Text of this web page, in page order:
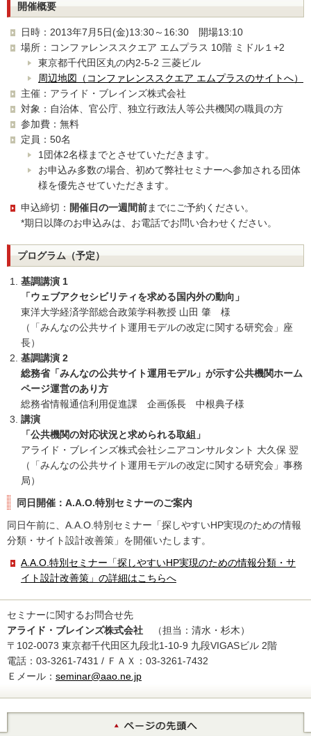
開催概要
日時：2013年7月5日(金)13:30～16:30 開場13:10
場所：コンファレンススクエア エムプラス 10階 ミドル１+2
東京都千代田区丸の内2-5-2 三菱ビル
周辺地図（コンファレンススクエア エムプラスのサイトへ）
主催：アライド・ブレインズ株式会社
対象：自治体、官公庁、独立行政法人等公共機関の職員の方
参加費：無料
定員：50名
1団体2名様までとさせていただきます。
お申込み多数の場合、初めて弊社セミナーへ参加される団体
様を優先させていただきます。
申込締切： 開催日の一週間前までにご予約ください。
*期日以降のお申込みは、お電話でお問い合わせください。
プログラム（予定）
基調講演 1
「ウェブアクセシビリティを求める国内外の動向」
東洋大学経済学部総合政策学科教授 山田 肇 様
（「みんなの公共サイト運用モデルの改定に関する研究会」座
長）
基調講演 2
総務省「みんなの公共サイト運用モデル」が示す公共機関ホーム
ページ運営のあり方
総務省情報通信利用促進課 企画係長 中根典子様
講演
「公共機関の対応状況と求められる取組」
アライド・ブレインズ株式会社シニアコンサルタント 大久保 翌
（「みんなの公共サイト運用モデルの改定に関する研究会」事務
局）
同日開催：A.A.O.特別セミナーのご案内
同日午前に、A.A.O.特別セミナー「探しやすいHP実現のための情報
分類・サイト設計改善策」を開催いたします。
A.A.O.特別セミナー「探しやすいHP実現のための情報分類・サ
イト設計改善策」の詳細はこちらへ
セミナーに関するお問合せ先
アライド・ブレインズ株式会社 （担当：清水・杉木）
〒102-0073 東京都千代田区九段北1-10-9 九段VIGASビル 2階
電話：03-3261-7431 / ＦＡＸ：03-3261-7432
Ｅメール： seminar@aao.ne.jp